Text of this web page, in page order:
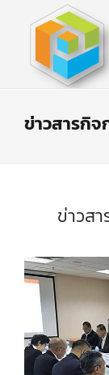
ข่าวสารกิจ
ข่าวส